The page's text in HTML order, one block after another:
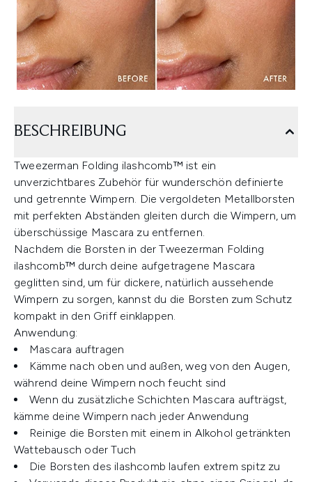
BESCHREIBUNG
Tweezerman Folding ilashcomb™ ist ein
unverzichtbares Zubehör für wunderschön definierte
und getrennte Wimpern. Die vergoldeten Metallborsten
mit perfekten Abständen gleiten durch die Wimpern, um
überschüssige Mascara zu entfernen.
Nachdem die Borsten in der Tweezerman Folding
ilashcomb™ durch deine aufgetragene Mascara
geglitten sind, um für dickere, natürlich aussehende
Wimpern zu sorgen, kannst du die Borsten zum Schutz
kompakt in den Griff einklappen.
Anwendung:
Mascara auftragen
Kämme nach oben und außen, weg von den Augen,
während deine Wimpern noch feucht sind
Wenn du zusätzliche Schichten Mascara aufträgst,
kämme deine Wimpern nach jeder Anwendung
Reinige die Borsten mit einem in Alkohol getränkten
Wattebausch oder Tuch
Die Borsten des ilashcomb laufen extrem spitz zu